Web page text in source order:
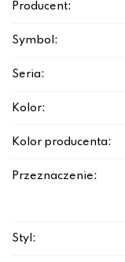
Producent:
Symbol:
Seria:
Kolor:
Kolor producenta:
Przeznaczenie:
Styl: